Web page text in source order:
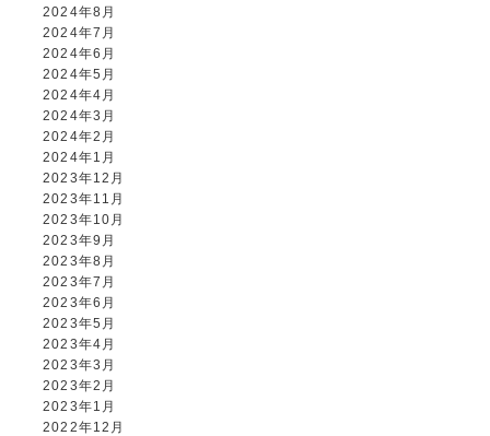
2024年8月
2024年7月
2024年6月
2024年5月
2024年4月
2024年3月
2024年2月
2024年1月
2023年12月
2023年11月
2023年10月
2023年9月
2023年8月
2023年7月
2023年6月
2023年5月
2023年4月
2023年3月
2023年2月
2023年1月
2022年12月